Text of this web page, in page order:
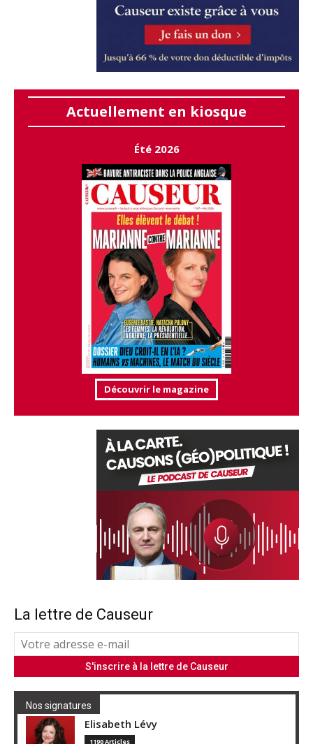
Actuellement en kiosque
Été 2026
Découvrir le magazine
La lettre de Causeur
Nos signatures
Elisabeth Lévy
1190 Articles